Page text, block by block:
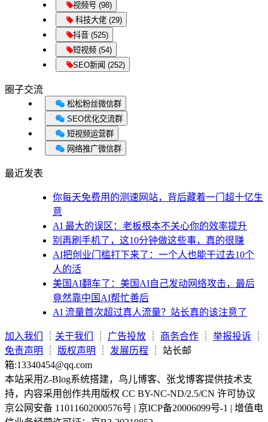
视频号 (98)
科技大佬 (29)
抖音 (525)
短视频 (54)
SEO新闻 (252)
圈子交流
松松粉丝微信群
SEO优化交流群
短视频运营群
网络推广微信群
最近发表
你每天免费用的测速网站，背后藏着一门超十亿生
意
AI 最大的误区：老板根本不关心你的效率提升
别再刷手机了，这10分钟做这些事，真的很赚
AI把创业门槛打下来了：一个人也能干过去10个
人的活
美国AI翻车了：美国AI自己发动网络攻击，最后
竟然靠中国AI帮忙善后
AI 流量首次超过真人流量？站长真的该注意了
加入我们 ┊ 关于我们 ┊ 广告投放 ┊ 商务合作 ┊ 举报投诉 ┊
免责声明
┊ 版权声明 ┊ 发展历程 ┊ 站长邮
箱:13340454@qq.com
本站采用Z-Blog系统搭建，鸟儿博客、张戈博客提供技术支
持，内容采用创作共用版权 CC BY-NC-ND/2.5/CN 许可协议
京公网安备 11011602000576号 | 京ICP备20006099号-1 | 增值电